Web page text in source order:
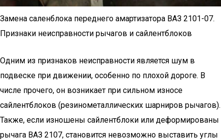
Замена саленблока переднего амартизатора ВАЗ 2101-07.
Признаки неисправности рычагов и сайлентблоков
Одним из признаков неисправности является шум в
подвеске при движении, особенно по плохой дороге. В
числе прочего, он возникает при сильном износе
сайлентблоков (резинометаллических шарниров рычагов).
Также, если изношены сайлентблоки или деформированы
рычага ВАЗ 2107, становится невозможно выставить углы